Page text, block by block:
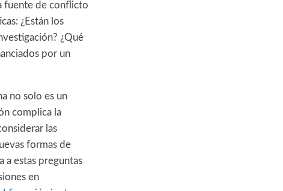
fuente de conflicto
¿Están los
¿Qué
por un
no solo es un
complica la
las
formas de
a estas preguntas
en